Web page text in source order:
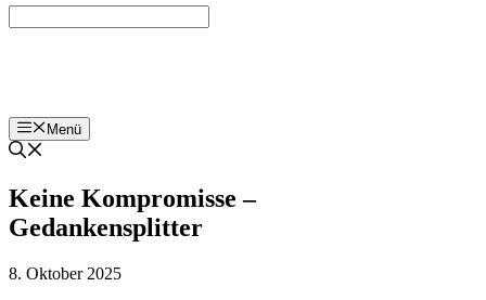
Menü
Keine Kompromisse –
Gedankensplitter
8. Oktober 2025